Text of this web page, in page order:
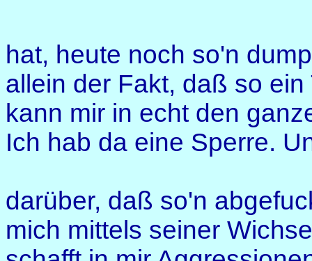
hat, heute noch so'n
allein der Fakt, daß so ein
kann mir in echt den
Ich hab da eine Sperre.
darüber, daß so'n
mich mittels seiner